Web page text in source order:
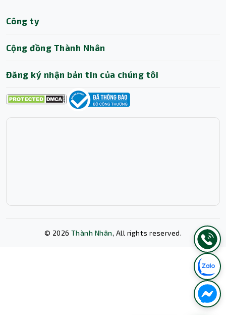
Thiết kế sang trọng, hiện đại
Vỏ case MSI MPG GUNGNIR 300R Airflow Black không chỉ
mang lại vẻ ngoài sang trọng và hiện đại mà còn tối ưu
thống, đảm bảo hiệu suất hoạt động tối đa mà vẫn tiết
thể tin tưởng vào độ bền và hiệu quả sử dụng năng
Công ty
Cộng đồng Thành Nhân
Đăng ký nhận bản tin của chúng tôi
© 2026 Thành Nhân, All rights reserved.